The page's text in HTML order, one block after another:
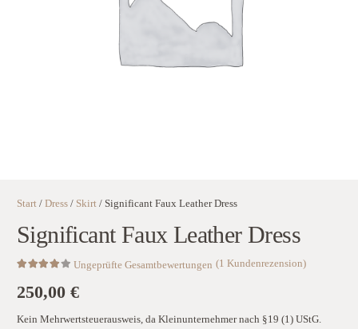
Start / Dress / Skirt / Significant Faux Leather Dress
Significant Faux Leather Dress
4.00
von 5, basierend auf
1
Kundenbewertung
Ungeprüfte Gesamtbewertungen (1 Kundenrezension)
250,00 €
Kein Mehrwertsteuerausweis, da Kleinunternehmer nach §19 (1) UStG.